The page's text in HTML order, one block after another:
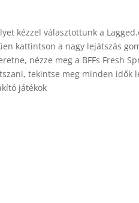
kézzel választottunk a
kattintson a nagy lejátszás
nézze meg a BFFs Fresh
tekintse meg minden idők
játékok